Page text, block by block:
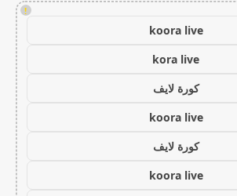
!
koora live
kora live
كورة لايف
koora live
كورة لايف
koora live